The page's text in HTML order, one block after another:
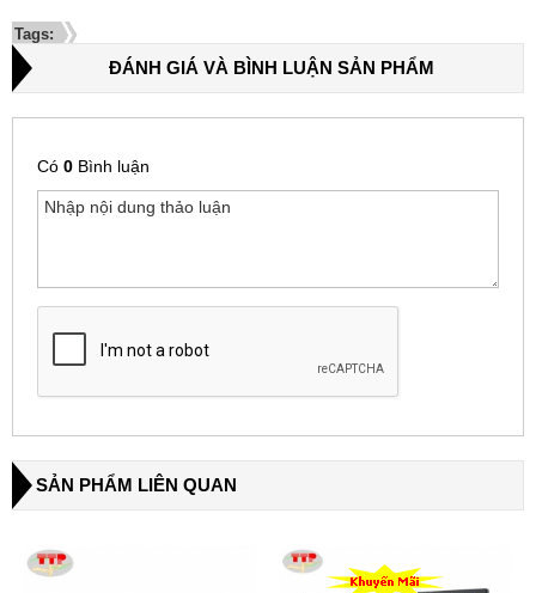
Tags:
ĐÁNH GIÁ VÀ BÌNH LUẬN SẢN PHẨM
Có 0 Bình luận
SẢN PHẨM LIÊN QUAN